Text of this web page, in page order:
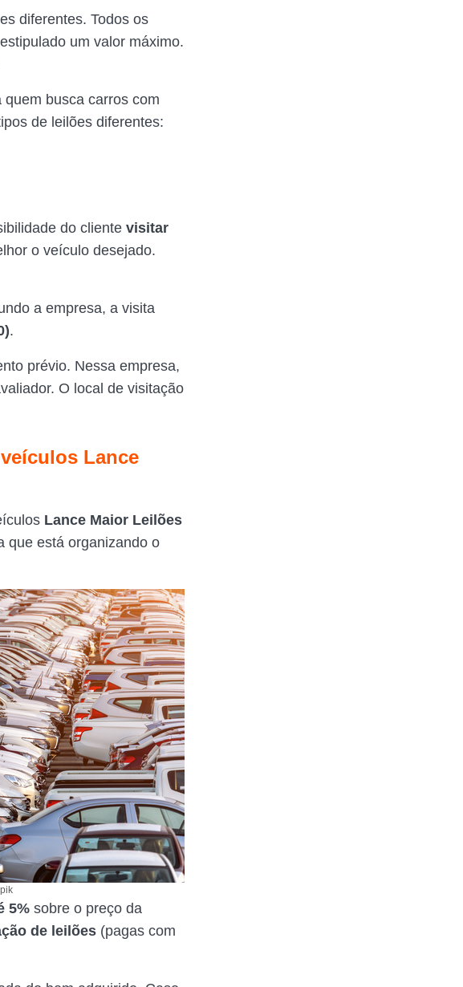
diferentes. Todos os
um valor máximo.
busca carros com
de leilões diferentes:
do cliente visitar
o veículo desejado.
a empresa, a visita
.
prévio. Nessa empresa,
O local de visitação
Lance
Lance Maior Leilões
que está organizando o
5% sobre o preço da
de leilões (pagas com